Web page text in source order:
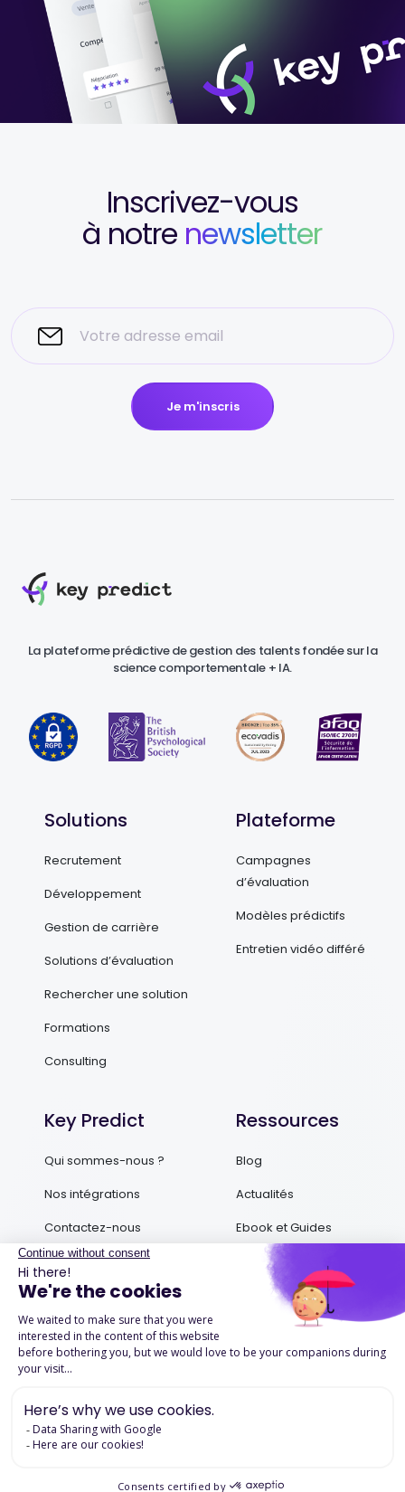
Inscrivez-vous
à notre newsletter
Je m'inscris
La plateforme prédictive de gestion des talents fondée sur la
science comportementale + IA.
Solutions
Recrutement
Développement
Gestion de carrière
Solutions d’évaluation
Rechercher une solution
Formations
Consulting
Plateforme
Campagnes
d’évaluation
Modèles prédictifs
Entretien vidéo différé
Key Predict
Qui sommes-nous ?
Nos intégrations
Contactez-nous
Ressources
Blog
Actualités
Ebook et Guides
Podcasts
Success Stories